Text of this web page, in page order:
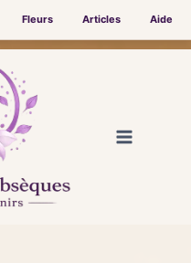
Fleurs Articles Aide